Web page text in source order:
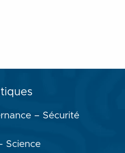
– Sécurité
Science